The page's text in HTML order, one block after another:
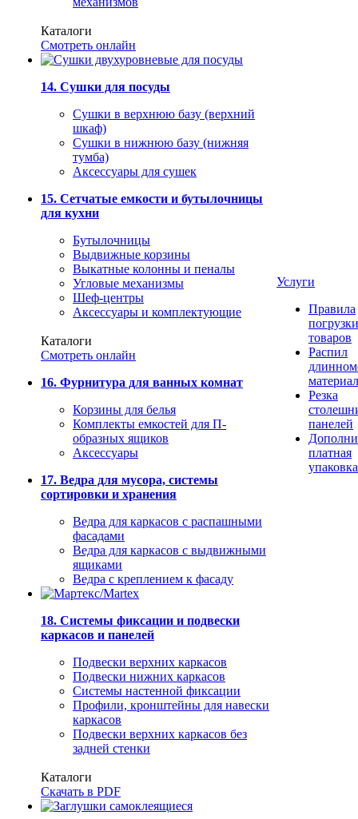
Каталоги
Смотреть онлайн
14. Сушки для посуды
Сушки в верхнюю базу (верхний
шкаф)
Сушки в нижнюю базу (нижняя
тумба)
Аксессуары для сушек
15. Сетчатые емкости и бутылочницы
для кухни
Бутылочницы
Выдвижные корзины
Выкатные колонны и пеналы
Угловые механизмы
Шеф-центры
Аксессуары и комплектующие
Каталоги
Смотреть онлайн
16. Фурнитура для ванных комнат
Корзины для белья
Комплекты емкостей для П-
образных ящиков
Аксессуары
17. Ведра для мусора, системы
сортировки и хранения
Ведра для каркасов с распашными
фасадами
Ведра для каркасов с выдвижными
ящиками
Ведра с креплением к фасаду
18. Системы фиксации и подвески
каркасов и панелей
Подвески верхних каркасов
Подвески нижних каркасов
Системы настенной фиксации
Профили, кронштейны для навески
каркасов
Подвески верхних каркасов без
задней стенки
Каталоги
Скачать в PDF
Услуги
Правила
погрузки
товаров
Распил
Резка
панелей
платная
упаковка